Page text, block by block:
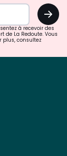
OK
à recevoir des
La Redoute. Vous
plus, consultez